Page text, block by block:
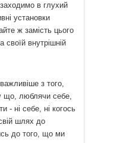
в глухий
установки
ж замість цього
внутрішній
з того,
що, люблячи себе,
- ні себе, ні когось
шлях до
до того, що ми